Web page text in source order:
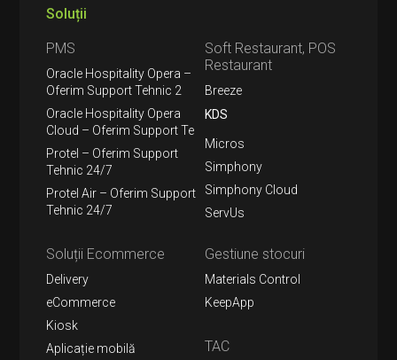
Soluții
PMS
Oracle Hospitality Opera –
Oferim Support Tehnic 2
Oracle Hospitality Opera
Cloud – Oferim Support Te
Protel – Oferim Support
Tehnic 24/7
Protel Air – Oferim Support
Tehnic 24/7
Soft Restaurant, POS
Restaurant
Breeze
KDS
Micros
Simphony
Simphony Cloud
ServUs
Soluții Ecommerce
Delivery
eCommerce
Kiosk
Aplicație mobilă
Gestiune stocuri
Materials Control
KeepApp
TAC